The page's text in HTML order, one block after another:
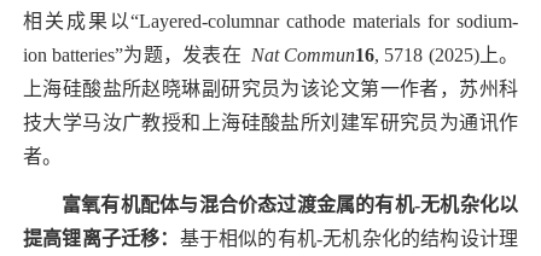
相关成果以“Layered-columnar cathode materials for sodium-
ion batteries”为题，发表在 Nat Commun16, 5718 (2025)上。
上海硅酸盐所赵晓琳副研究员为该论文第一作者，苏州科
技大学马汝广教授和上海硅酸盐所刘建军研究员为通讯作
者。
富氧有机配体与混合价态过渡金属的有机-无机杂化以
提高锂离子迁移： 基于相似的有机-无机杂化的结构设计理